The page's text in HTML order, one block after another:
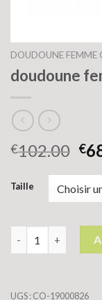
DOUDOUNE FEMME
doudoune
€102.00 €
Taille
quantité de
UGS :CO-19000826